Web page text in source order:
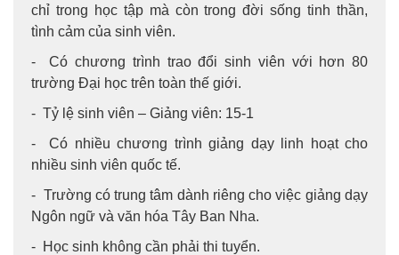
chỉ trong học tập mà còn trong đời sống tinh thần,
tình cảm của sinh viên.
- Có chương trình trao đổi sinh viên với hơn 80
trường Đại học trên toàn thế giới.
- Tỷ lệ sinh viên – Giảng viên: 15-1
- Có nhiều chương trình giảng dạy linh hoạt cho
nhiều sinh viên quốc tế.
- Trường có trung tâm dành riêng cho việc giảng dạy
Ngôn ngữ và văn hóa Tây Ban Nha.
- Học sinh không cần phải thi tuyển.